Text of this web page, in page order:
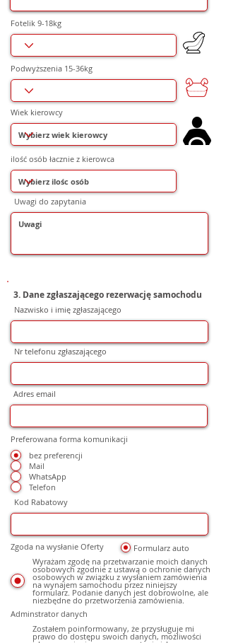
Fotelik 9-18kg
Podwyższenia 15-36kg
Wiek kierowcy
ilość osób łacznie z kierowca
Uwagi do zapytania
3. Dane zgłaszającego rezerwację samochodu
Nazwisko i imię zgłaszającego
Nr telefonu zgłaszającego
Adres email
Preferowana forma komunikacji
bez preferencji
Mail
WhatsApp
Telefon
Kod Rabatowy
Formularz auto
Zgoda na wysłanie Oferty
Wyrażam zgodę na przetwarzanie moich danych
osobowych zgodnie z ustawą o ochronie danych
osobowych w związku z wysłaniem zamówienia
na wynajem samochodu przez niniejszy
formularz. Podanie danych jest dobrowolne, ale
niezbędne do przetworzenia zamówienia.
Adminstrator danych
Zostałem poinformowany, że przysługuje mi
prawo do dostępu swoich danych, możliwości